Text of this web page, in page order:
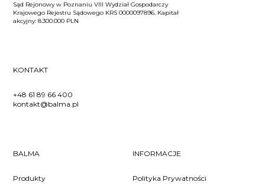
Sąd Rejonowy w Poznaniu VIII Wydział Gospodarczy
Krajowego Rejestru Sądowego KRS 0000097896. Kapitał
akcyjny: 8.300.000 PLN
KONTAKT
+48 61 89 66 400
kontakt@balma.pl
BALMA
Produkty
INFORMACJE
Polityka Prywatności